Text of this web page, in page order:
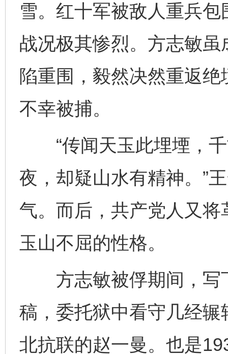
雪。红十军被敌人重兵
战况极其惨烈。方志敏
陷重围，毅然决然重返
不幸被捕。
“传闻天玉此埋堙，千
夜，却疑山水有精神。”
气。而后，共产党人又
玉山不屈的性格。
方志敏被俘期间，写
稿，委托狱中看守几经
北抗联的赵一曼。也是